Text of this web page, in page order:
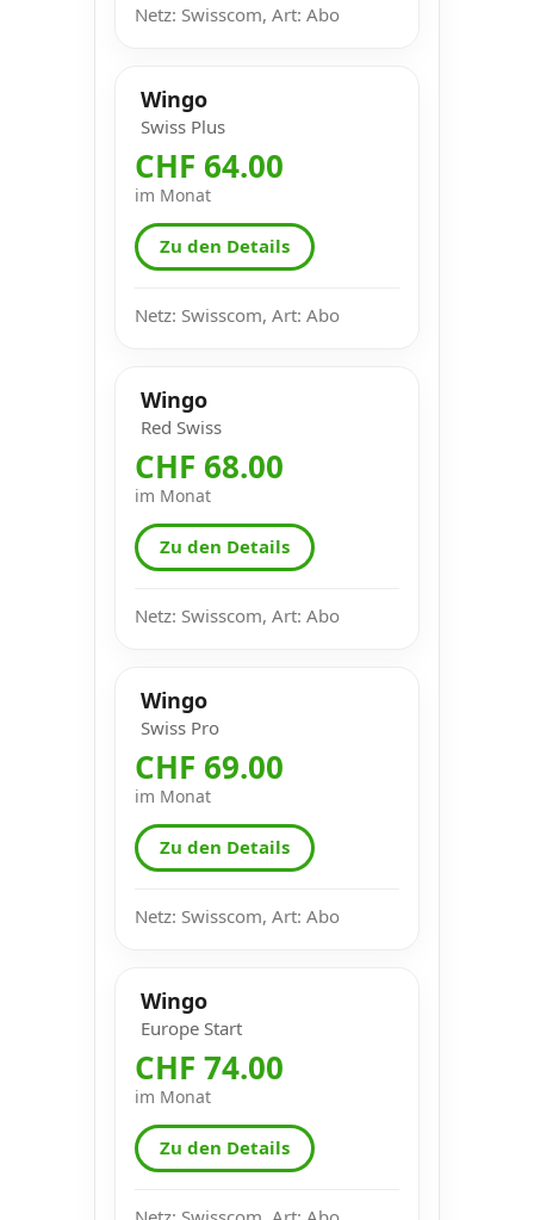
Netz: Swisscom, Art: Abo
Wingo
Swiss Plus
CHF 64.00
im Monat
Zu den Details
Netz: Swisscom, Art: Abo
Wingo
Red Swiss
CHF 68.00
im Monat
Zu den Details
Netz: Swisscom, Art: Abo
Wingo
Swiss Pro
CHF 69.00
im Monat
Zu den Details
Netz: Swisscom, Art: Abo
Wingo
Europe Start
CHF 74.00
im Monat
Zu den Details